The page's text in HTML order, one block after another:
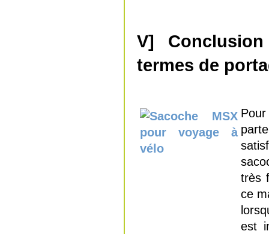
V]
termes de
très
ce
est